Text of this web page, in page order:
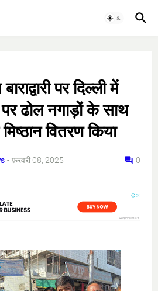
पर दिल्ली में
ढोल नगाड़ों के साथ
वितरण किया
- फ़रवरी 08, 2025 0